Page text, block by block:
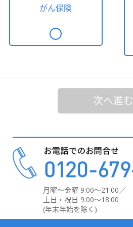
がん保険
次へ進む
月曜～金曜 9:00～21:00／
土日・祝日 9:00～18:00
(年末年始を除く)